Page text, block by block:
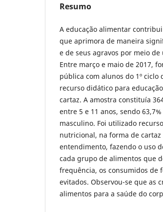
Resumo
A educação alimentar
que aprimora de maneira
e de seus agravos por meio
Entre março e maio de 2017,
pública com alunos do 1º
recurso didático para
cartaz. A amostra constituía
entre 5 e 11 anos, sendo
masculino. Foi utilizado
nutricional, na forma de
entendimento, fazendo o uso
cada grupo de alimentos que
frequência, os consumidos de
evitados. Observou-se que as
alimentos para a saúde do